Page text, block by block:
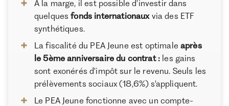
À la marge, il est possible d'investir dans
quelquesfonds internationauxvia des ETF
synthétiques.
La fiscalité du PEA Jeune est optimaleaprès
le 5ème anniversaire du contrat : les gains
sont exonérés d'impôt sur le revenu. Seuls les
prélèvements sociaux (18,6%) s'appliquent.
Le PEA Jeune fonctionne avec un compte-